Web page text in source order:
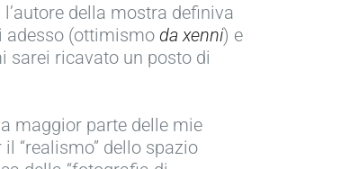
della mostra definiva
adesso (ottimismo da xenni) e
sarei ricavato un posto di
maggior parte delle mie
“realismo” dello spazio